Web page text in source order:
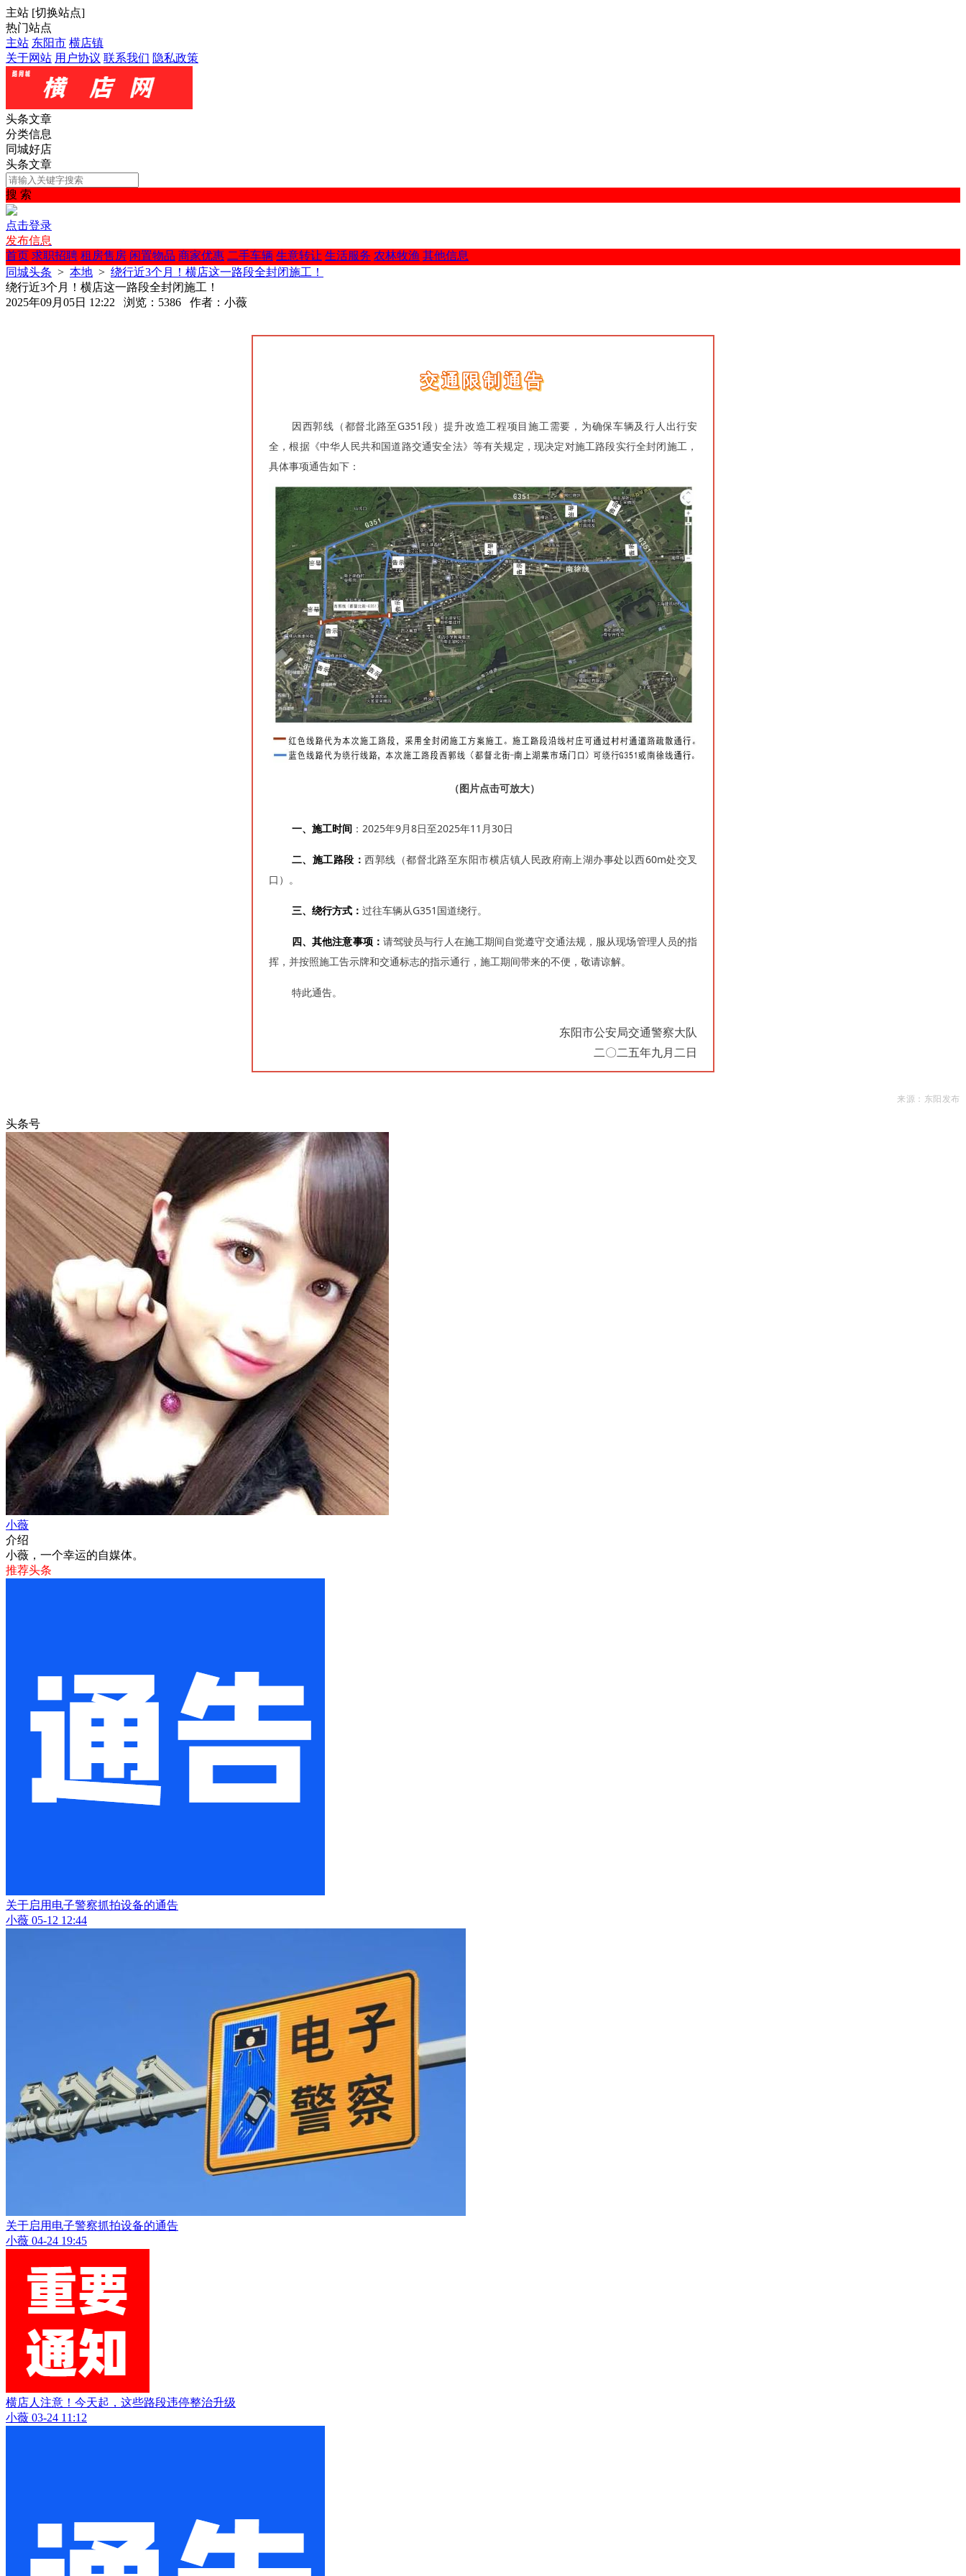
主站 [切换站点]
热门站点
主站 东阳市 横店镇
关于网站 用户协议 联系我们 隐私政策
头条文章
分类信息
同城好店
头条文章
搜 索
点击登录
发布信息
首页 求职招聘 租房售房 闲置物品 商家优惠 二手车辆 生意转让 生活服务 农林牧渔 其他信息
同城头条 > 本地 > 绕行近3个月！横店这一路段全封闭施工！
绕行近3个月！横店这一路段全封闭施工！
2025年09月05日 12:22 浏览：5386 作者：小薇
交通限制通告
因西郭线（都督北路至G351段）提升改造工程项目施工需要，为确保车辆及行人出行安
全，根据《中华人民共和国道路交通安全法》等有关规定，现决定对施工路段实行全封闭施工，
具体事项通告如下：
（图片点击可放大）
一、施工时间：2025年9月8日至2025年11月30日
二、施工路段：西郭线（都督北路至东阳市横店镇人民政府南上湖办事处以西60m处交叉
口）。
三、绕行方式： 过往车辆从G351国道绕行。
四、其他注意事项： 请驾驶员与行人在施工期间自觉遵守交通法规，服从现场管理人员的指
挥，并按照施工告示牌和交通标志的指示通行，施工期间带来的不便，敬请谅解。
特此通告。
东阳市公安局交通警察大队
二〇二五年九月二日
来源：东阳发布
头条号
小薇
介绍
小薇，一个幸运的自媒体。
推荐头条
关于启用电子警察抓拍设备的通告
小薇 05-12 12:44
关于启用电子警察抓拍设备的通告
小薇 04-24 19:45
横店人注意！今天起，这些路段违停整治升级
小薇 03-24 11:12